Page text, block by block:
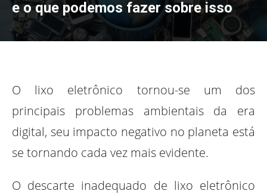
e o que podemos fazer sobre isso
O lixo eletrônico tornou-se um dos
principais problemas ambientais da era
digital, seu impacto negativo no planeta está
se tornando cada vez mais evidente.
O descarte inadequado de lixo eletrônico